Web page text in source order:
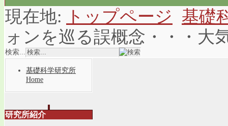
現在地: トップページ 基礎
ォンを巡る誤概念・・・大
検索...
基礎科学研究所
Home
研究所紹介